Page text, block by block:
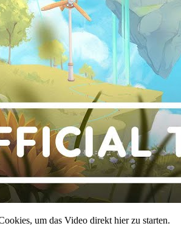
um das Video direkt hier zu starten.